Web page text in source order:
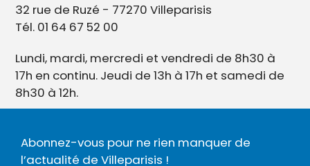
32 rue de Ruzé - 77270 Villeparisis
Tél. 01 64 67 52 00
Lundi, mardi, mercredi et vendredi de 8h30 à
17h en continu. Jeudi de 13h à 17h et samedi de
8h30 à 12h.
Abonnez-vous pour ne rien manquer de
l’actualité de Villeparisis !